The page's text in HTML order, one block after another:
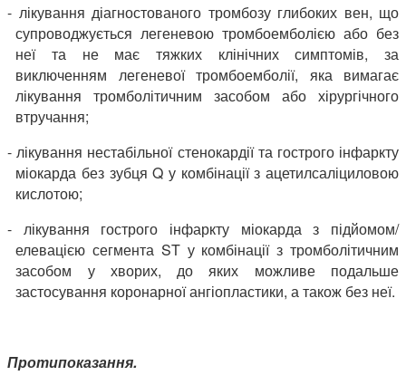
- лікування діагностованого тромбозу глибоких вен, що
супроводжується легеневою тромбоемболією або без
неї та не має тяжких клінічних симптомів, за
виключенням легеневої тромбоемболії, яка вимагає
лікування тромболітичним засобом або хірургічного
втручання;
- лікування нестабільної стенокардії та гострого інфаркту
міокарда без зубця Q у комбінації з ацетилсаліциловою
кислотою;
- лікування гострого інфаркту міокарда з підйомом/
елевацією сегмента ST у комбінації з тромболітичним
засобом у хворих, до яких можливе подальше
застосування коронарної ангіопластики, а також без неї.
Протипоказання.